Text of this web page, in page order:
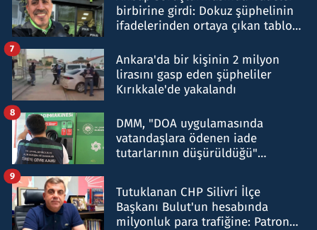
birbirine girdi: Dokuz şüphelinin
ifadelerinden ortaya çıkan tablo
Ankara'da bir kişinin 2 milyon
lirasını gasp eden şüpheliler
Kırıkkale'de yakalandı
7
DMM, "DOA uygulamasında
vatandaşlara ödenen iade
tutarlarının düşürüldüğü"
8
Tutuklanan CHP Silivri İlçe
Başkanı Bulut'un hesabında
milyonluk para trafiğine: Patron
9